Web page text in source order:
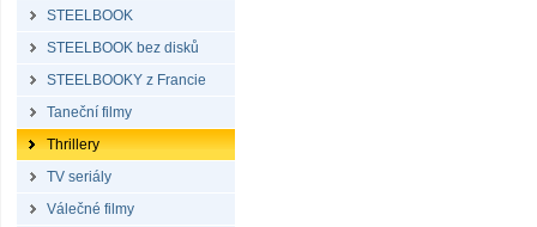
STEELBOOK
STEELBOOK bez disků
STEELBOOKY z Francie
Taneční filmy
Thrillery
TV seriály
Válečné filmy